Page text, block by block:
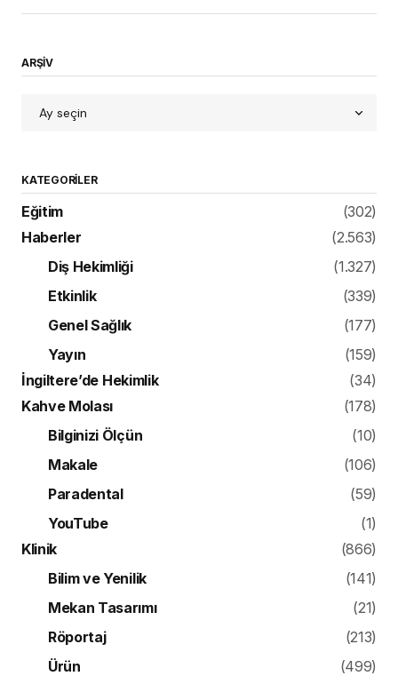
ARŞİV
KATEGORILER
Eğitim
(302)
Haberler
(2.563)
Diş Hekimliği
(1.327)
Etkinlik
(339)
Genel Sağlık
(177)
Yayın
(159)
İngiltere’de Hekimlik
(34)
Kahve Molası
(178)
Bilginizi Ölçün
(10)
Makale
(106)
Paradental
(59)
YouTube
(1)
Klinik
(866)
Bilim ve Yenilik
(141)
Mekan Tasarımı
(21)
Röportaj
(213)
Ürün
(499)